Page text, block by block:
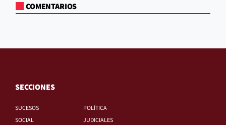
COMENTARIOS
SECCIONES
SUCESOS
POLÍTICA
SOCIAL
JUDICIALES